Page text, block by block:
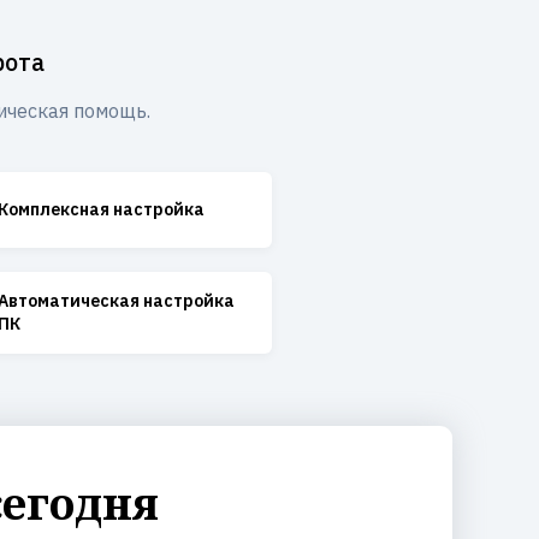
помощь.
настройка
настройка